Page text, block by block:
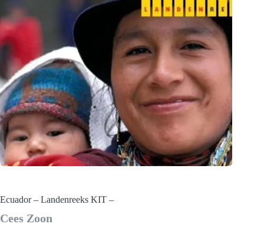
Ecuador – Landenreeks KIT –
Cees Zoon